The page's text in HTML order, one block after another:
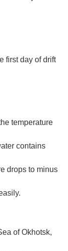
first day of drift
temperature
contains
drops to minus
easily.
of Okhotsk,